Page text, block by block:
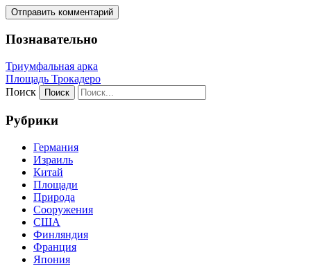
Познавательно
Триумфальная арка
Площадь Трокадеро
Поиск
Рубрики
Германия
Израиль
Китай
Площади
Природа
Сооружения
США
Финляндия
Франция
Япония